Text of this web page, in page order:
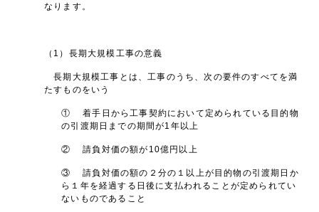
なります。
（1）長期大規模工事の意義
長期大規模工事とは、工事のうち、次の要件のすべてを満
たすものをいう
① 着手日から工事契約において定められている目的物
の引渡期日までの期間が1年以上
② 請負対価の額が10億円以上
③ 請負対価の額の２分の１以上が目的物の引渡期日か
ら１年を経過する日後に支払われることが定められてい
ないものであること